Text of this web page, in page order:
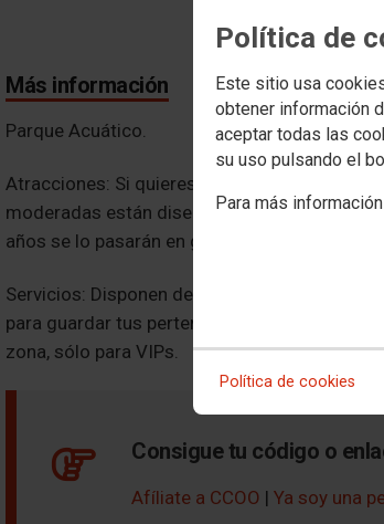
Política de
Este sitio usa
obtener información
aceptar todas las
su uso pulsando el
Para más
Política de cookies
Más información
Parque Acuático.
Atracciones: Si quieres adrenalina, móntate
moderadas están diseñadas para los
años se lo pasarán en grande en la Zona
Servicios: Disponen de tumbonas gratis en
para guardar tus pertenencias y alquiler de
zona, sólo para VIPs.
Consigue tu código o
Afíliate a CCOO | Ya soy una